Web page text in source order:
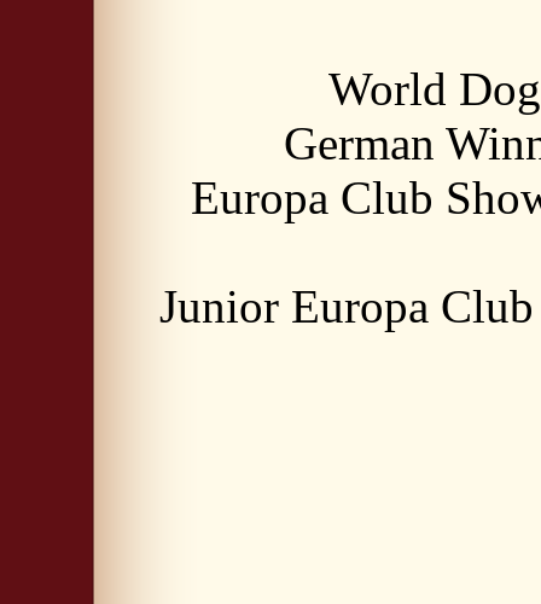
World
German
Europa Club
Junior Europa